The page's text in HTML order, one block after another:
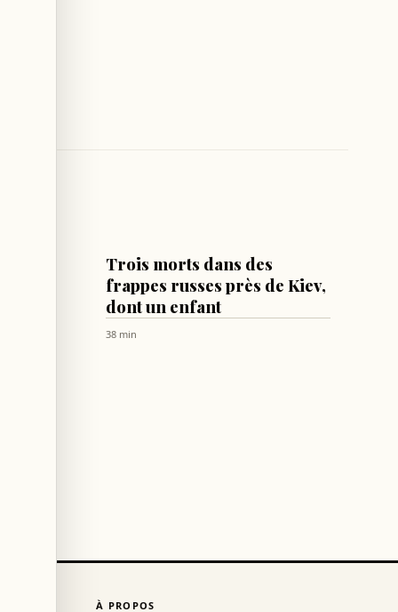
Trois morts dans des
frappes russes près de Kiev,
dont un enfant
38 min
À PROPOS